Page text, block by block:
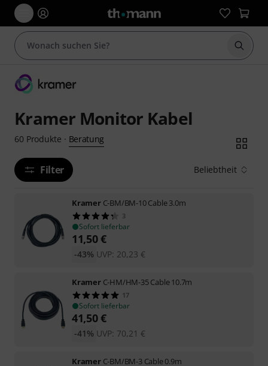
Suche
Kramer Monitor Kabel
60 Produkte · Beratung
Filter Beliebtheit
Kramer C-BM/BM-10 Cable 3.0m
3
Sofort lieferbar
11,50€
UVP: 20,23 €
-43%
Kramer C-HM/HM-35 Cable 10.7m
17
Sofort lieferbar
41,50€
UVP: 70,21 €
-41%
Kramer C-BM/BM-3 Cable 0.9m